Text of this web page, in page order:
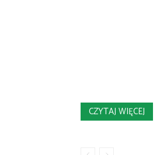
CZYTAJ WIĘCEJ